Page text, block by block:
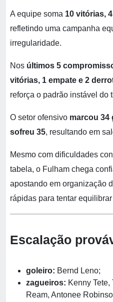
A equipe soma 10 vitórias,
refletindo uma campanha
irregularidade.
Nos últimos 5
vitórias, 1 empate e 2
reforça o padrão instável do
O setor ofensivo marcou 34
sofreu 35, resultando em
Mesmo com dificuldades
tabela, o Fulham chega
apostando em organização
rápidas para tentar
Escalação
goleiro: Bernd Leno;
zagueiros: Kenny
Ream, Antonee